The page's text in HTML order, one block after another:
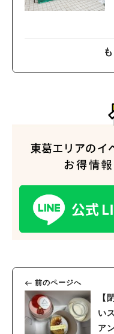
前のページへ
【
い
ア
人
#ラーメン#ショッピング#カフ
#イベント#公園#教えたい／
#教えたい/こんなの見つけた